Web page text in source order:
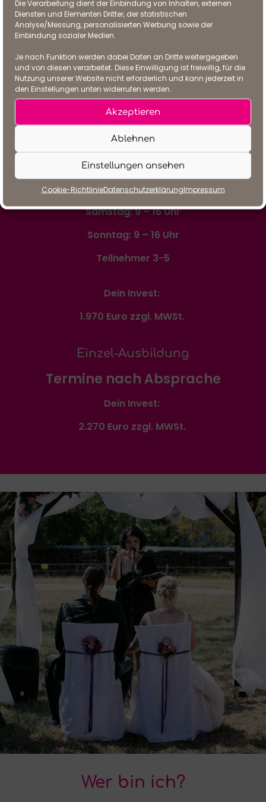
Die Verarbeitung dient der Einbindung von Inhalten, externen
Diensten und Elementen Dritter, der statistischen
Analyse/Messung, personalisierten Werbung sowie der
Einbindung sozialer Medien.
Je nach Funktion werden dabei Daten an Dritte weitergegeben
und von diesen verarbeitet. Diese Einwilligung ist freiwillig, für die
Nutzung unserer Website nicht erforderlich und kann jederzeit in
den Einstellungen unten widerrufen werden.
Akzeptieren
Ablehnen
Einstellungen ansehen
Cookie-RichtlinieDatenschutzerklärungImpressum
mit mir
Die nächsten Ausbildungstermine
2024/2025
Gruppen-Ausbildung
01.-2.02.25, Praxistag 01.03.25
Samstag: 9 – 16 Uhr
Sonntag: 9 – 16 Uhr
Teilnehmer 3-5
Dein Invest:
1.970 Euro zzgl. MWSt.
Einzel-Ausbildung
Termine nach Absprache
Dein Invest:
2.270 Euro zzgl. MWSt.
Wer bin ich?